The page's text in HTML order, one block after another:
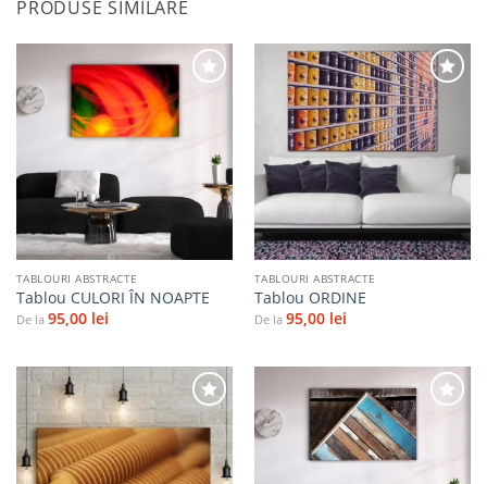
PRODUSE SIMILARE
Adaugă
favorite
TABLOURI ABSTRACTE
Tablou CULORI ÎN NOAPTE
De la 95,00 lei
Adaugă
la
favorite
TABLOURI ABSTRACTE
Tablou ORDINE
De la 95,00 lei
Adaugă
la
Adaugă